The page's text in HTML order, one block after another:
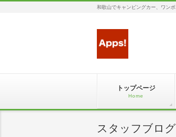
和歌山でキャンピングカー、ワン
トップページ
Home
スタッフブログ